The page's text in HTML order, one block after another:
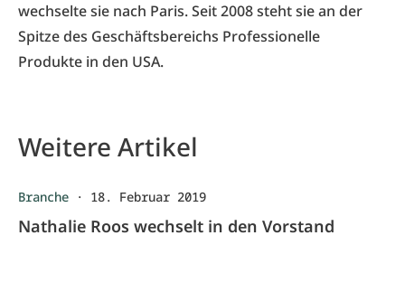
wechselte sie nach Paris. Seit 2008 steht sie an der
Spitze des Geschäftsbereichs Professionelle
Produkte in den USA.
Weitere Artikel
Branche · 18. Februar 2019
Nathalie Roos wechselt in den Vorstand